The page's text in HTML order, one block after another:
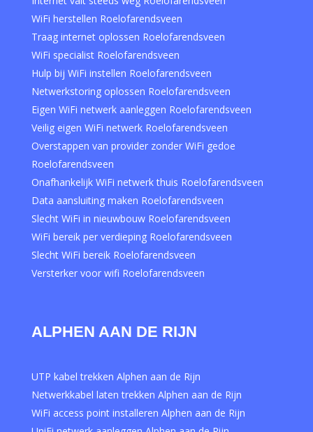
WiFi herstellen Roelofarendsveen
Traag internet oplossen Roelofarendsveen
WiFi specialist Roelofarendsveen
Hulp bij WiFi instellen Roelofarendsveen
Netwerkstoring oplossen Roelofarendsveen
Eigen WiFi netwerk aanleggen Roelofarendsveen
Veilig eigen WiFi netwerk Roelofarendsveen
Overstappen van provider zonder WiFi gedoe
Roelofarendsveen
Onafhankelijk WiFi netwerk thuis Roelofarendsveen
Data aansluiting maken Roelofarendsveen
Slecht WiFi in nieuwbouw Roelofarendsveen
WiFi bereik per verdieping Roelofarendsveen
Slecht WiFi bereik Roelofarendsveen
Versterker voor wifi Roelofarendsveen
ALPHEN AAN DE RIJN
UTP kabel trekken Alphen aan de Rijn
Netwerkkabel laten trekken Alphen aan de Rijn
WiFi access point installeren Alphen aan de Rijn